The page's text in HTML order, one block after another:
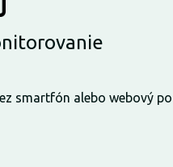
smartfón alebo webový